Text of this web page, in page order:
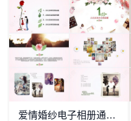
爱情婚纱电子相册通用PPT模版